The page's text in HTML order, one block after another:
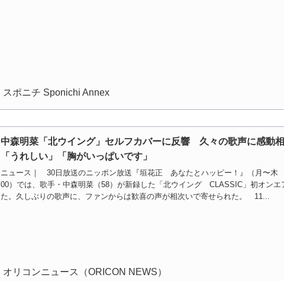
スポニチ Sponichi Annex
中森明菜「北ウイング」セルフカバーに反響 久々の歌声に感動
「うれしい」「胸がいっぱいです」
ニュース｜ 30日放送のニッポン放送『垣花正 あなたとハッピー！』（月〜木
00）では、歌手・中森明菜（58）が新録した「北ウイング CLASSIC」初オンエ
た。久しぶりの歌声に、ファンからは歓喜の声が相次いで寄せられた。 11...
オリコンニュース（ORICON NEWS）